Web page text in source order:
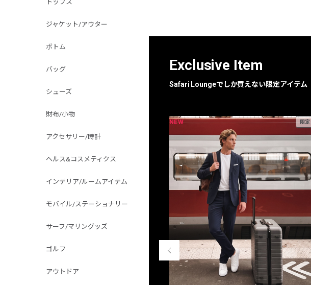
トップス
ジャケット/アウター
ボトム
バッグ
シューズ
財布/小物
アクセサリー/時計
ヘルス&コスメティクス
インテリア/ルームアイテム
モバイル/ステーショナリー
サーフ/マリングッズ
ゴルフ
アウトドア
Exclusive Item
Safari Loungeでしか買えない限定アイテム
NEW 限定